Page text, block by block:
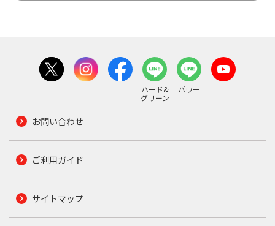
ハード&
グリーン
パワー
お問い合わせ
ご利用ガイド
サイトマップ